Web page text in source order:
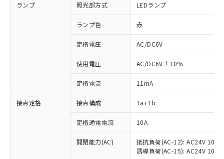
ランプ 照光部方式 LEDランプ
ランプ色 赤
定格電圧 AC/DC6V
使用電圧 AC/DC6V±10%
定格電流 11mA
接点定格 接点構成 1a+1b
定格通電電流 10A
開閉能力(AC)
抵抗負荷(AC-12): AC24V 10A/
誘導負荷(AC-15): AC24V
ご利用条件
ご利用ください。
非含有に対応した製品が提供可能な商品で
有に対応した製品に切り替える予定のある
対応予定なし：EU RoHS指令（10物質）の
非含有に非対応の商品で、対応品を出す予
定はありません。
調査・確認中：EU RoHS指令（10物質）の